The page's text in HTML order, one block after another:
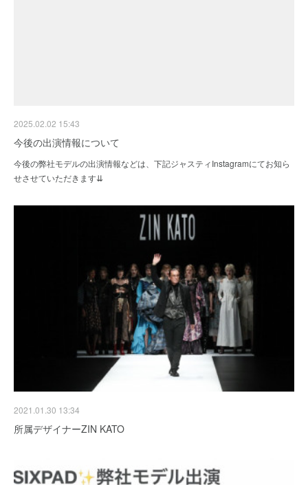
2025.02.02 15:43
今後の出演情報について
今後の弊社モデルの出演情報などは、下記ジャスティInstagramにてお知ら
せさせていただきます⇊
2021.01.30 13:34
所属デザイナーZIN KATO